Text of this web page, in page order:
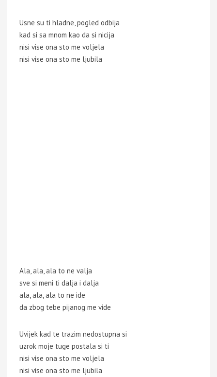
Usne su ti hladne, pogled odbija
kad si sa mnom kao da si nicija
nisi vise ona sto me voljela
nisi vise ona sto me ljubila
Ala, ala, ala to ne valja
sve si meni ti dalja i dalja
ala, ala, ala to ne ide
da zbog tebe pijanog me vide
Uvijek kad te trazim nedostupna si
uzrok moje tuge postala si ti
nisi vise ona sto me voljela
nisi vise ona sto me ljubila